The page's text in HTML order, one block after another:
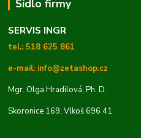
Sídlo firmy
SERVIS INGR
tel.: 518 625 861
e-mail: info@zetashop.cz
Mgr. Olga Hradilová, Ph. D.
Skoronice 169, Vlkoš 696 41